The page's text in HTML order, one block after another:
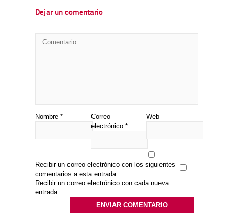
Dejar un comentario
Nombre *
Correo
electrónico *
Web
Recibir un correo electrónico con los siguientes
comentarios a esta entrada.
Recibir un correo electrónico con cada nueva
entrada.